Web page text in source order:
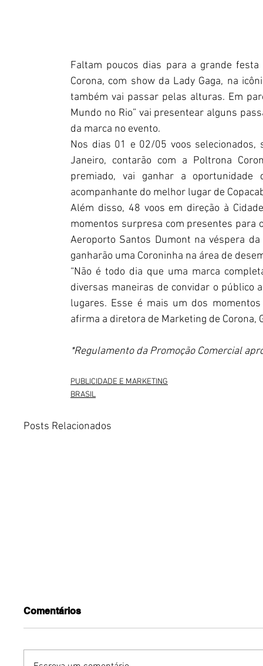
Faltam poucos dias para a grande
Corona, com show da Lady Gaga, na
também vai passar pelas alturas. Em
Mundo no Rio” vai presentear alguns
da marca no evento.
Nos dias 01 e 02/05 voos selecionados,
Janeiro, contarão com a Poltrona
premiado, vai ganhar a
acompanhante do melhor lugar de
Além disso, 48 voos em direção à
momentos surpresa com presentes para
Aeroporto Santos Dumont na véspera
ganharão uma Coroninha na área de
“Não é todo dia que uma marca
diversas maneiras de convidar o público
lugares. Esse é mais um dos
afirma a diretora de Marketing de Corona,
*Regulamento da Promoção Comercial
PUBLICIDADE E MARKETING
BRASIL
Posts Relacionados
Comentários